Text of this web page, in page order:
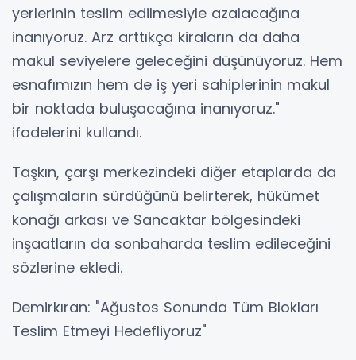
yerlerinin teslim edilmesiyle azalacağına
inanıyoruz. Arz arttıkça kiraların da daha
makul seviyelere geleceğini düşünüyoruz. Hem
esnafımızın hem de iş yeri sahiplerinin makul
bir noktada buluşacağına inanıyoruz."
ifadelerini kullandı.
Taşkın, çarşı merkezindeki diğer etaplarda da
çalışmaların sürdüğünü belirterek, hükümet
konağı arkası ve Sancaktar bölgesindeki
inşaatların da sonbaharda teslim edileceğini
sözlerine ekledi.
Demirkıran: "Ağustos Sonunda Tüm Blokları
Teslim Etmeyi Hedefliyoruz"